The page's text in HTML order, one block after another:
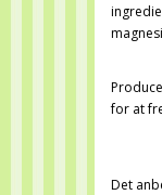
for at
Det